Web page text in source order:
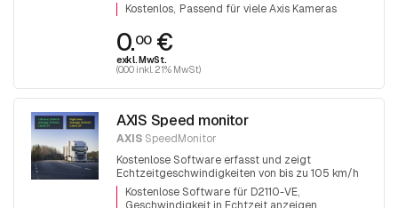
Kostenlos Passend für viele Axis Kameras
0.00€
exkl. MwSt.
(0.00 inkl. 21% MwSt)
AXIS Speed monitor
AXIS SpeedMonitor
Kostenlose Software erfasst und zeigt
Echtzeitgeschwindigkeiten von bis zu 105 km/h
an. ACAP für Radar AXIS D2110-VE
Kostenlose Software für D2110-VE